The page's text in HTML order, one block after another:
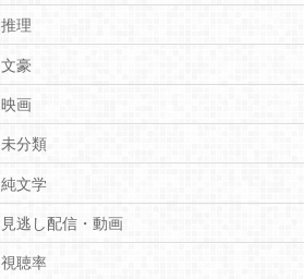
推理
文豪
映画
未分類
純文学
見逃し配信・動画
視聴率